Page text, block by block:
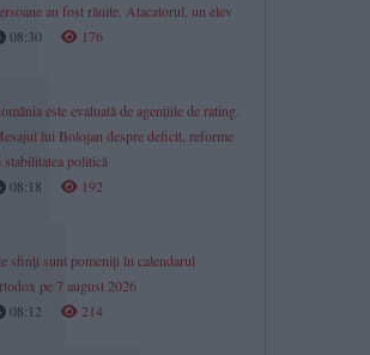
au fost rănite. Atacatorul, un elev
08:30
176
este evaluată de agențiile de rating.
lui Bolojan despre deficit, reforme
stabilitatea politică
08:18
192
sfinți sunt pomeniți în calendarul
pe 7 august 2026
08:12
214